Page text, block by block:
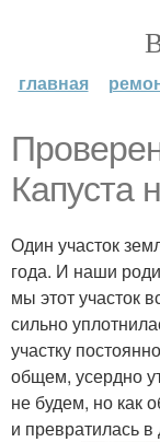
главная
Один участок
года. И наши
мы этот участок
сильно
участку
общем, усердно
не будем, но как
и превратилась